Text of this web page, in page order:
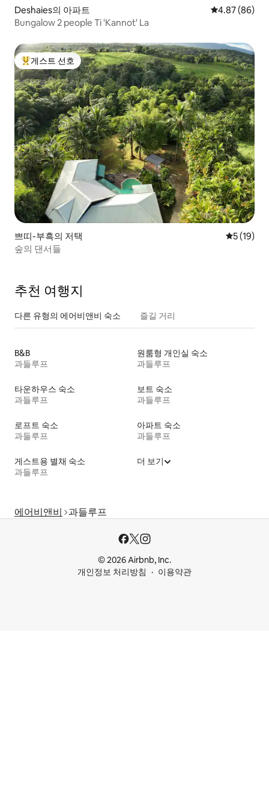
Deshaies의 아파트 평점 4.87점(5
4.87 (86)
Bungalow 2 people Ti 'Kannot' La
상위 게스트 선호
게스트 선호
쁘띠-부흑의 저택 평점 5점
5 (19)
숲의 댄서들
추천 여행지
다른 유형의 에어비앤비 숙소 즐길 거리
B&B
과들루프
원룸형 개인실 숙소
과들루프
타운하우스 숙소
과들루프
보트 숙소
과들루프
로프트 숙소
과들루프
아파트 숙소
과들루프
게스트용 별채 숙소
과들루프
더 보기
에어비앤비 과들루프
© 2026 Airbnb, Inc.
개인정보 처리방침
이용약관